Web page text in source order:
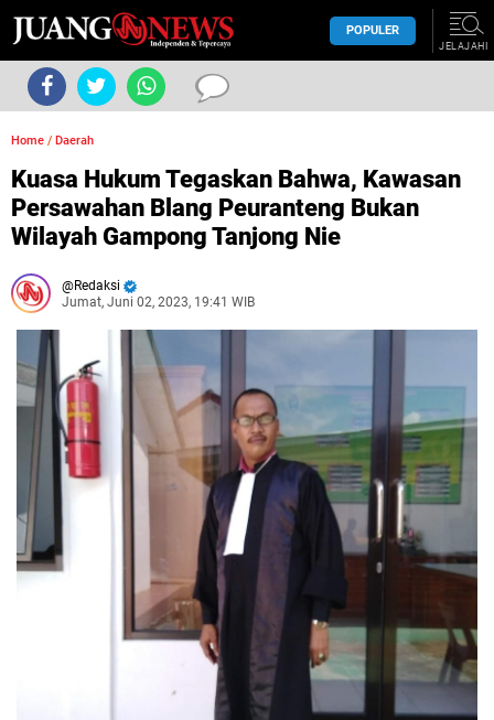
POPULER
JELAJAHI
Home / Daerah
Kuasa Hukum Tegaskan Bahwa, Kawasan
Persawahan Blang Peuranteng Bukan
Wilayah Gampong Tanjong Nie
Redaksi
Jumat, Juni 02, 2023, 19:41 WIB